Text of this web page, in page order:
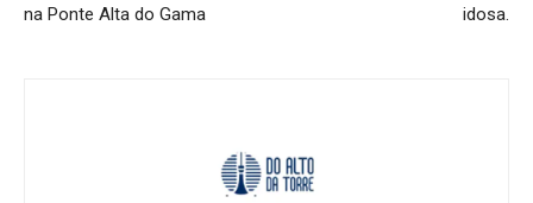
na Ponte Alta do Gama idosa.